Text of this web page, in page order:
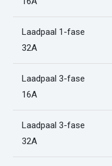
Laadpaal 1-fase
32A
Laadpaal 3-fase
16A
Laadpaal 3-fase
32A